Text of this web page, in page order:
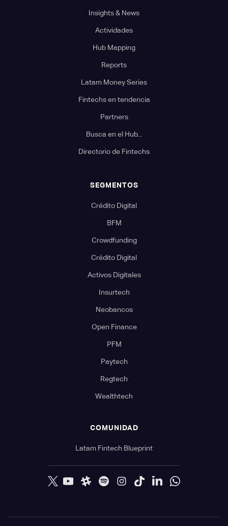
Insights & News
Actividades
Hub Mapping
Reports
Latam Money Series
Fintechs en tendencia
Partners
Busca en el Hub...
Directorio de Fintechs
SEGMENTOS
Crédito Digital
BFM
Crowdfunding
Crédito Digital
Activos Digitales
Insurtech
Neobancos
Open Finance
PFM
Paytech
Regtech
Wealthtech
COMUNIDAD
Latam Fintech Blueprint